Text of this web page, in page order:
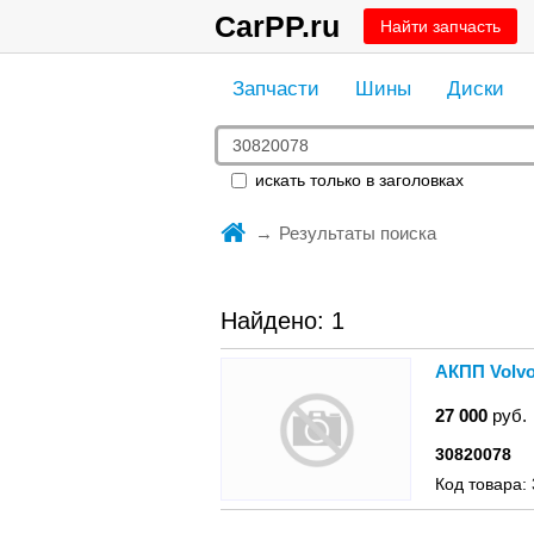
CarPP.ru Найти запчасть
Запчасти Шины Диски
искать только в заголовках
Результаты поиска
Найдено: 1
АКПП
27 000 руб.
30820078
Код товара: